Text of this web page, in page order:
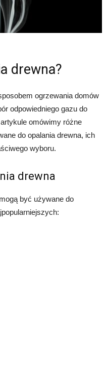
drewna?
ogrzewania domów
odpowiedniego gazu do
omówimy różne
do opalania drewna, ich
wyboru.
drewna
być używane do